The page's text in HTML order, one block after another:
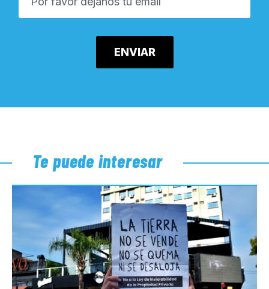
Te puede interesar